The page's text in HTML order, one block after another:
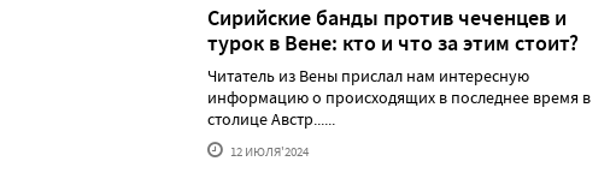
Сирийские банды против чеченцев и
турок в Вене: кто и что за этим стоит?
Читатель из Вены прислал нам интересную
информацию о происходящих в последнее время в
столице Австр......
12 ИЮЛЯ'2024